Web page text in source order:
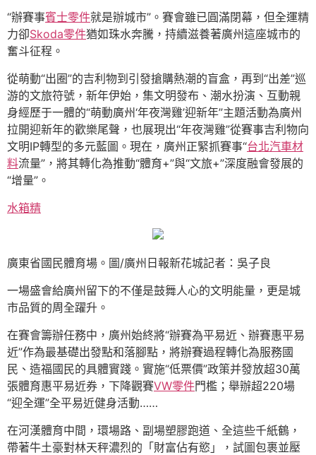
“辦賽事賓士零件就是辦城市”。賽會雖已圓滿閉幕，但全運精
力卻Skoda零件猶如珠水奔騰，持續滋養著廣州這座城市的
奮斗征程。
從萌動“出圈”的吉利物到引發搶購熱潮的盲盒，再到“出差”巡
游的文旅符號，新年伊始，集文明發布、潮水扮演、互動親
身經歷于一體的“萌動廣州‘年夜灣雞’迎新年”主題活動為廣州
拉開迎新年的歡樂尾聲，也展現出“年夜灣雞”從賽事吉利物向
文明IP轉型的多元藍圖。現在，廣州正緊抓賽事“台北汽車材
料流量”，將其轉化為推動“體育+”與“文旅+”深度融會發展的
“增量”。
水箱精
廣東省國民體育場。圖/廣州日報新花城記者：吳子良
一場盛會給廣州留下的不僅是鼓舞人心的文明能量，更是城
市品質的周全躍升。
在賽會籌辦任務中，廣州始終將“辦賽為平易近、辦賽惠平易
近”作為最基礎出發點和落腳點，將辦賽過程轉化為服務國
民、造福國民的具體實踐。實施“低票價”政策并發放超30萬
張體育惠平易近券，下降觀賽VW零件門檻；舉辦超220場
“迎全運”全平易近健身活動……
在河漢體育中間，環場路、副場塑膠跑道、全這些千紙鶴，
帶著牛土豪對林天秤濃烈的「財富佔有慾」，試圖包裹並壓